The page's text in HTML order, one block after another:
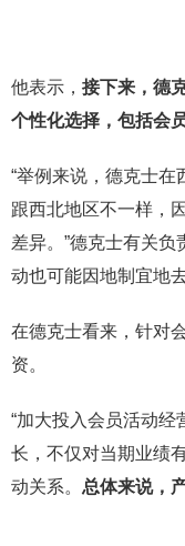
他表示， 接下来，德
个性化选择，包括会
“举例来说，德克士
跟西北地区不一样，
差异。”德克士有关
动也可能因地制宜地
在德克士看来，针对
资。
“加大投入会员活动
长，不仅对当期业绩
动关系。 总体来说，